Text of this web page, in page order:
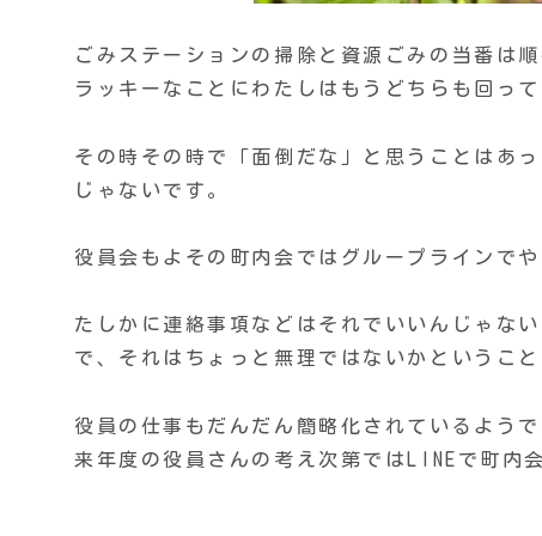
ごみステーションの掃除と資源ごみの当番は
ラッキーなことにわたしはもうどちらも回って
その時その時で「面倒だな」と思うことはあ
じゃないです。
役員会もよその町内会ではグループラインで
たしかに連絡事項などはそれでいいんじゃな
で、それはちょっと無理ではないかということ
役員の仕事もだんだん簡略化されているようで
来年度の役員さんの考え次第ではLINEで町内